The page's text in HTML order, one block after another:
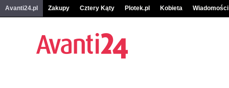
Avanti24.pl Zakupy Cztery Kąty Plotek.pl Kobieta Wiadomości